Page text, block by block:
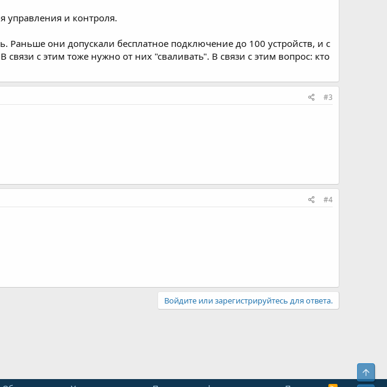
управления и контроля.
Раньше они допускали бесплатное подключение до 100 устройств, и с
с этим тоже нужно от них "сваливать". В связи с этим вопрос: кто
#3
#4
Войдите или зарегистрируйтесь для ответа.